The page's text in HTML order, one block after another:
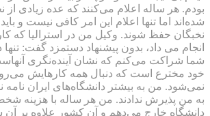
بودم. هر ساله اعلام می‌کنند که عده زیادی از
شده‌اند اما تنها اعلام این امر کافی نیست و
نخبگان حفظ شوند. وکیل من در استرالیا که
انجام می داد، بدون پیشنهاد دستمزد گفت:
شما شراکت می‌کنم که نشان آینده‌نگری
خود مخترع است که دنبال همه کارهایش
نمی‌شود. من به بیشتر دانشگاه‌های ایران نامه
به من پذیرش ندادند. من هر ساله با هزینه
دانشگاه خارج می‌دهم و آن کشور علاوه بر